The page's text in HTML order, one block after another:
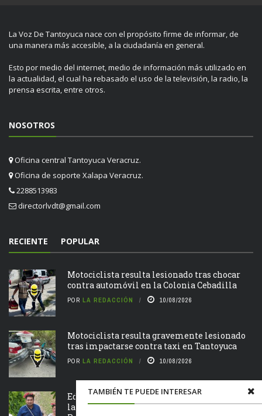
TAMBIÉN TE PUEDE INTERESAR
La Voz De Tantoyuca nace con el propósito firme de informar, de
una manera más accesible, a la ciudadanía en general.
Esto por medio del internet, medio de información más utilizado en
la actualidad, el cual ha rebasado el uso de la televisión, la radio, la
prensa escrita, entre otros.
NOSOTROS
Oficina central Tantoyuca Veracruz.
Oficina de soporte Xalapa Veracruz.
2288513983
directorlvdt@gmail.com
RECIENTE POPULAR
Motociclista resulta lesionado tras chocar
contra automóvil en la Colonia Cebadilla
POR LA REDACCIÓN 10/08/2026
Motociclista resulta gravemente lesionado
tras impactarse contra taxi en Tantoyuca
POR LA REDACCIÓN 10/08/2026
Edvino Hernández da banderazo al inicio de
la construcción de puente vehicular en